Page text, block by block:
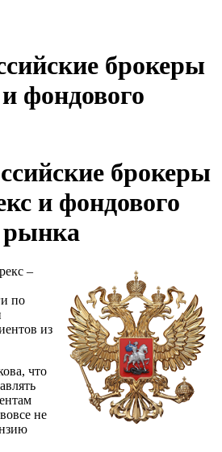
брокеры
фондового
брокеры
и фондового
рынка
–
по
из
что
не